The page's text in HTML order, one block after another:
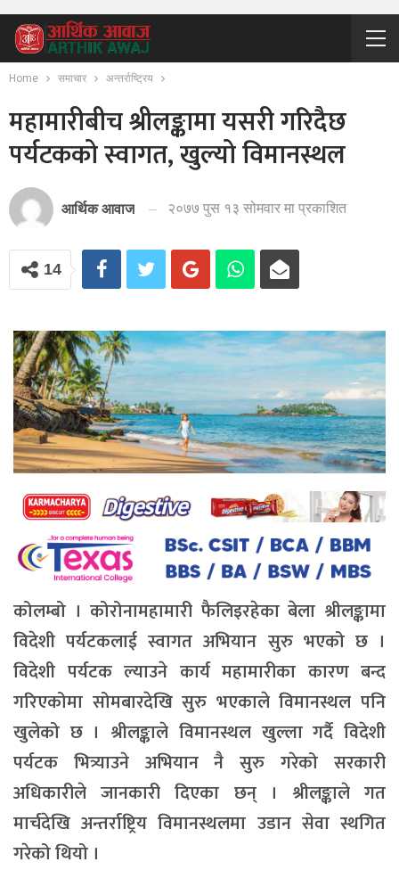
Home समाचार अन्तर्राष्ट्रिय
महामारीबीच श्रीलङ्कामा यसरी गरिदैछ
पर्यटकको स्वागत, खुल्यो विमानस्थल
आर्थिक आवाज २०७७ पुस १३ सोमवार मा प्रकाशित
14
कोलम्बो । कोरोनामहामारी फैलिइरहेका बेला श्रीलङ्कामा
विदेशी पर्यटकलाई स्वागत अभियान सुरु भएको छ ।
विदेशी पर्यटक ल्याउने कार्य महामारीका कारण बन्द
गरिएकोमा सोमबारदेखि सुरु भएकाले विमानस्थल पनि
खुलेको छ । श्रीलङ्काले विमानस्थल खुल्ला गर्दै विदेशी
पर्यटक भित्र्याउने अभियान नै सुरु गरेको सरकारी
अधिकारीले जानकारी दिएका छन् । श्रीलङ्काले गत
मार्चदेखि अन्तर्राष्ट्रिय विमानस्थलमा उडान सेवा स्थगित
गरेको थियो ।